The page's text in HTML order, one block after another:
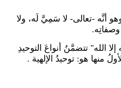
أنَّه -تعالى- لا سَمِيَّ لَه، ولا
إلا الله" تتضمَّنُ أنواعَ التوحيدِ
منها هو: توحيدُ الإلهية .